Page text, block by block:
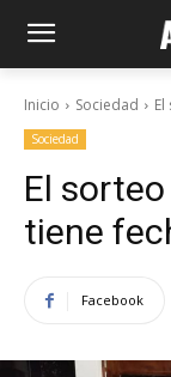
Inicio Sociedad
Sociedad
El sorteo
tiene
Facebook